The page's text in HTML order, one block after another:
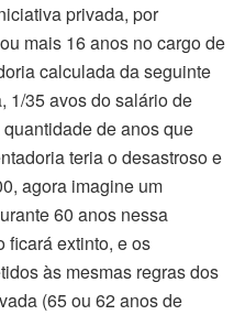
privada, por
mais 16 anos no cargo de
calculada da seguinte
1/35 avos do salário de
de anos que
teria o desastroso e
agora imagine um
60 anos nessa
ficará extinto, e os
às mesmas regras dos
(65 ou 62 anos de